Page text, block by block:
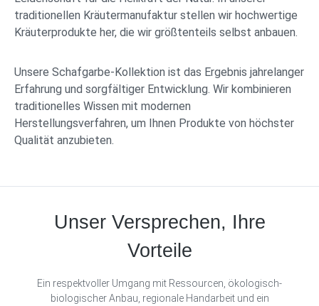
traditionellen Kräutermanufaktur stellen wir hochwertige
Kräuterprodukte her, die wir größtenteils selbst anbauen.
Unsere Schafgarbe-Kollektion ist das Ergebnis jahrelanger
Erfahrung und sorgfältiger Entwicklung. Wir kombinieren
traditionelles Wissen mit modernen
Herstellungsverfahren, um Ihnen Produkte von höchster
Qualität anzubieten.
Unser Versprechen, Ihre
Vorteile
Ein respektvoller Umgang mit Ressourcen, ökologisch-
biologischer Anbau, regionale Handarbeit und ein